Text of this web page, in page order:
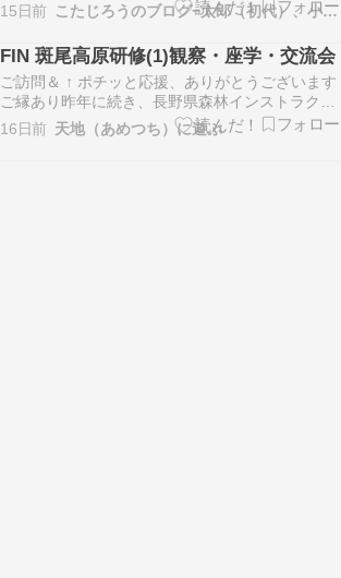
が、「射干」は「ヒオウギ」で、それを間違えて
（アヤメ属の）この花”を“シャガ”と呼んだとい
う。ちと、ややこしい！ ＜2021年4月17日 －北
九州市若松区 高塔山にて－＞ ◇ おーい、小次郎
くん…
15日前 こたじろうのブログ−太郎（初代）、小太郎（二代）…
FIN 斑尾高原研修(1)観察・座学・交流会
ご訪問＆ ↑ ポチッと応援、ありがとうございます
ご縁あり昨年に続き、長野県森林インストラクタ
ー会(FIN)主催の斑尾高原研修に2泊3日でゲスト
参加させていただきました。当日は、FISの総会
16日前 天地（あめつち）に遊ぶ